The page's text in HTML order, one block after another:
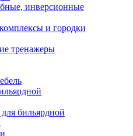
инверсионные
и городки
тренажеры
бильярдной